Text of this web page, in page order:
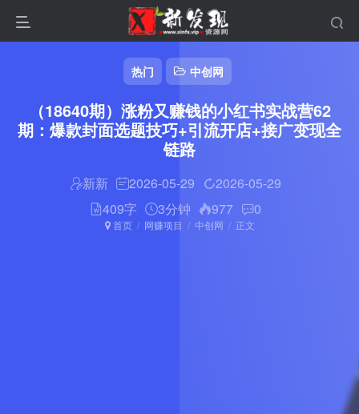
热门 中创网
（18640期）涨粉又赚钱的小红书实战营62
期：爆款封面选题技巧+引流开店+接广变现全
链路
新新 2026-05-29
2026-05-29
409字
3分钟 977 0
首页 网赚项目 中创网 正文